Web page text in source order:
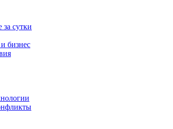
сутки
бизнес